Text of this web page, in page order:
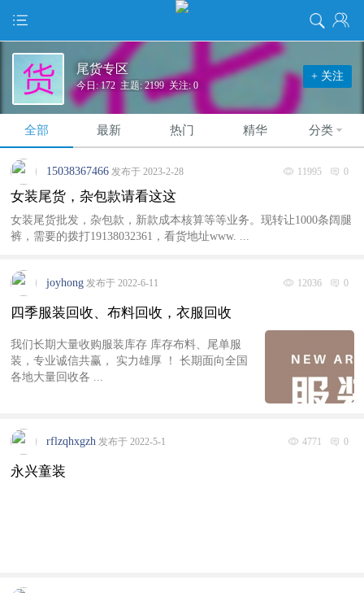
+ 关注
尾货专区
今日: 172 主题: 2199 关注: 0
全部 最新 热门 精华 分类
11995 0
15038367466 发布于 2023-2-28
女装尾货，杂包款请看这这
女装尾货批发，杂包款，新款成本核算等等业务。现转让1000条阔腿
裤，需要的拨打19138032361，看货地址www. ...
12036 0
joyhong 发布于 2022-6-11
四季服装回收、布料回收，衣服回收
我们长期大量收购服装库存 库存布料、尾单服
装，专业诚信共赢， 实力雄厚 ！ 长期面向全国
各地大量回收各 ...
4771 0
rflzqhxgzh 发布于 2022-5-1
永兴童装